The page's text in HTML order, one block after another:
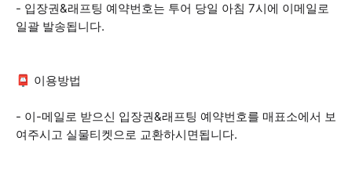
- 입장권&래프팅 예약번호는 투어 당일 아침 7시에 이메일로
일괄 발송됩니다.
📮 이용방법
- 이-메일로 받으신 입장권&래프팅 예약번호를 매표소에서 보
여주시고 실물티켓으로 교환하시면됩니다.